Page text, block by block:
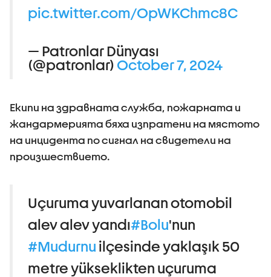
pic.twitter.com/OpWKChmc8C
— Patronlar Dünyası
(@patronlar) October 7, 2024
Екипи на здравната служба, пожарната и
жандармерията бяха изпратени на мястото
на инцидента по сигнал на свидетели на
произшествието.
Uçuruma yuvarlanan otomobil
alev alev yandı#Bolu'nun
#Mudurnu ilçesinde yaklaşık 50
metre yükseklikten uçuruma